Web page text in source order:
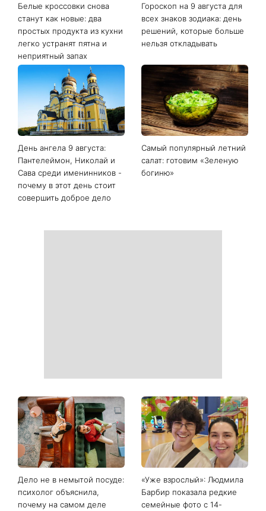
Белые кроссовки снова
станут как новые: два
простых продукта из кухни
легко устранят пятна и
неприятный запах
Гороскоп на 9 августа для
всех знаков зодиака: день
решений, которые больше
нельзя откладывать
День ангела 9 августа:
Пантелеймон, Николай и
Сава среди именинников -
почему в этот день стоит
совершить доброе дело
Самый популярный летний
салат: готовим «Зеленую
богиню»
Дело не в немытой посуде:
психолог объяснила,
почему на самом деле
«Уже взрослый»: Людмила
Барбир показала редкие
семейные фото с 14-